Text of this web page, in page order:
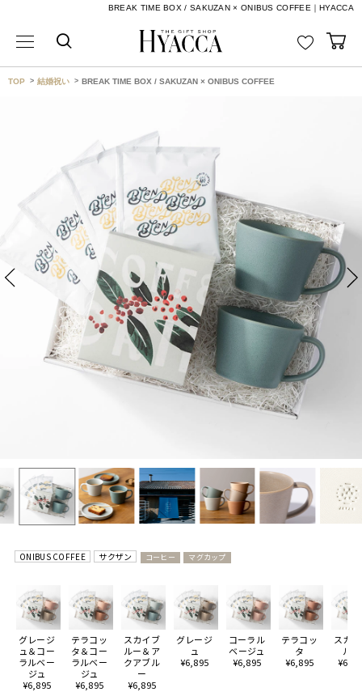
BREAK TIME BOX / SAKUZAN × ONIBUS COFFEE｜HYACCA
TOP 結婚祝い BREAK TIME BOX / SAKUZAN × ONIBUS COFFEE
ONIBUS COFFEE サクザン コーヒー マグカップ
グレージ
ュ＆コー
ラルベー
ジュ
¥6,895
テラコッ
タ＆コー
ラルベー
ジュ
¥6,895
スカイブ
ルー＆ア
クアブル
ー
¥6,895
グレージ
ュ
¥6,895
コーラル
ベージュ
¥6,895
テラコッ
タ
¥6,895
スカ
ルー